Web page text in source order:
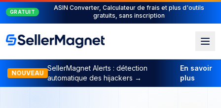
NOUVEAU
Suite PPC complète : PPC Manager pour le contrôle + AI
Engine pour l'automatisation
NOUVEAU
SellerMagnet Alerts : détection
automatique des hijackers →
En savoir
plus